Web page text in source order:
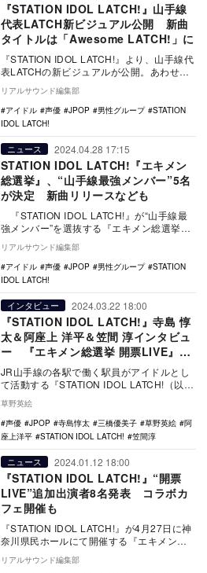
『STATION IDOL LATCH!』山手線
代表LATCH新ビジュアル公開 新曲
タイトルは「Awesome LATCH!」に
『STATION IDOL LATCH!』より、山手線代
表LATCHの新ビジュアルが公開。あわせ
て、リリースが発表されていた新曲…
リアルサウンド編集部
アイドル
声優 JPOP 男性グループ
STATION
IDOL LATCH!
ニュース 2024.04.28 17:15
STATION IDOL LATCH!『エキメン
総選挙』、“山手線最強メンバー”5名
が決定 新曲リリースなども
『STATION IDOL LATCH!』が“山手線最
強メンバー”を選抜する『エキメン総選挙』
の、最終結果が発表された…
リアルサウンド編集部
アイドル
声優 JPOP 男性グループ
STATION
IDOL LATCH!
インタビュー 2024.03.22 18:00
『STATION IDOL LATCH!』寺島 惇
太＆阿座上 洋平＆笠間 淳インタビュ
ー 『エキメン総選挙 開票LIVE』へ
の意気込み語る
JR山手線の各駅で働く駅員がアイドルとし
て活動する『STATION IDOL LATCH!（以
草野英絵
声優
JPOP 寺島惇太 三橋優美子 草野英絵
阿
座上洋平
STATION IDOL LATCH! 笠間淳
ニュース 2024.01.12 18:00
『STATION IDOL LATCH!』“開票
LIVE”追加出演者8名発表 コラボカ
フェ開催も
『STATION IDOL LATCH!』が4月27日に神
奈川県民ホールにて開催する『エキメン総
選挙開票LIVE』の追加出演者が…
リアルサウンド編集部